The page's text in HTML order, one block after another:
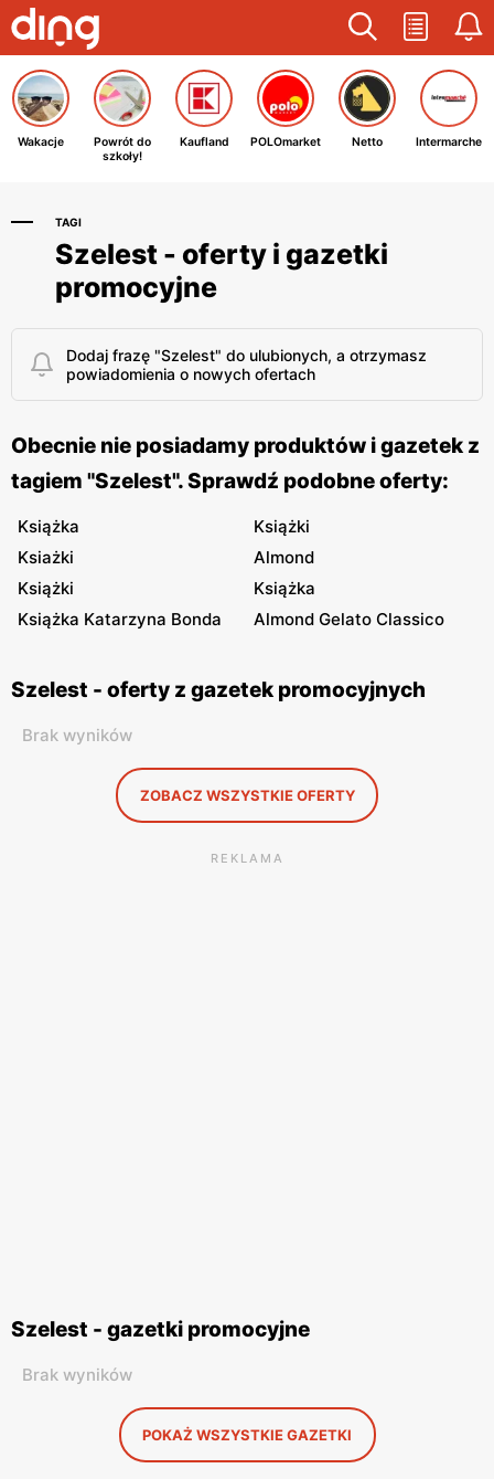
Wakacje
Powrót do
szkoły!
Kaufland POLOmarket Netto Intermarche
TAGI
Szelest - oferty i gazetki
promocyjne
Dodaj frazę "Szelest" do ulubionych, a otrzymasz
powiadomienia o nowych ofertach
Obecnie nie posiadamy produktów i gazetek z
tagiem "Szelest". Sprawdź podobne oferty:
Książka
Książki
Ksiażki
Almond
Książki
Książka
Książka Katarzyna Bonda
Almond Gelato Classico
Szelest - oferty z gazetek promocyjnych
Brak wyników
ZOBACZ WSZYSTKIE OFERTY
REKLAMA
Szelest - gazetki promocyjne
Brak wyników
POKAŻ WSZYSTKIE GAZETKI